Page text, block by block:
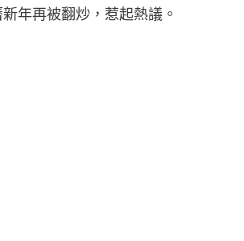
年再被翻炒，惹起熱議。